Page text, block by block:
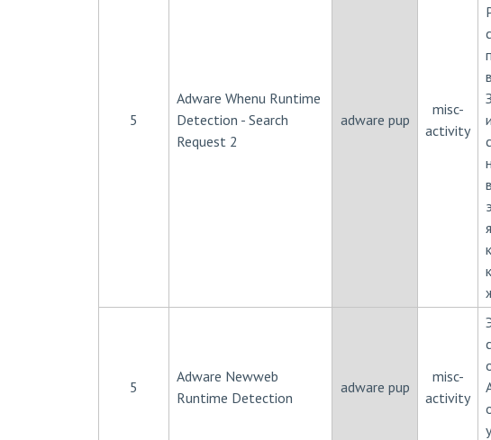
5
Adware Whenu Runtime
Detection - Search
Request 2
adware pup
misc-
activity
5
Adware Newweb
Runtime Detection
adware pup
misc-
activity